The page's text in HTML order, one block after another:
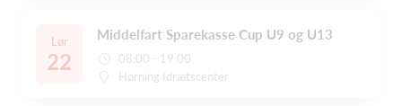
Lør
22
Middelfart Sparekasse Cup U9 og U13
08:00 - 19:00
Hørning Idrætscenter